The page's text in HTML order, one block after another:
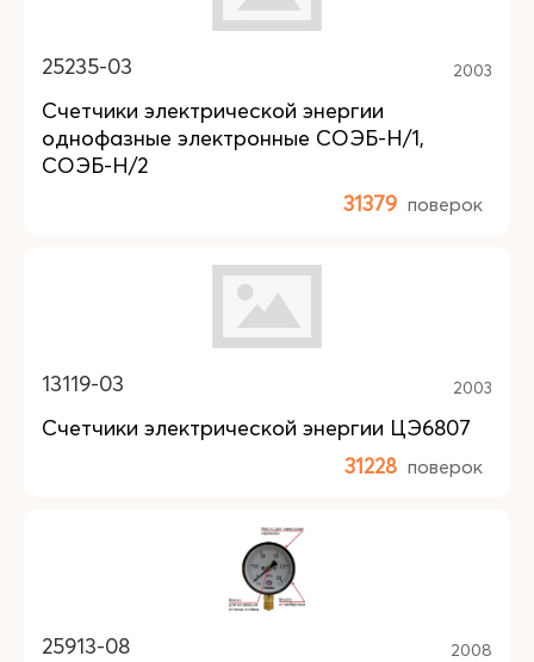
25235-03 2003
Счетчики электрической энергии
однофазные электронные СОЭБ-Н/1,
СОЭБ-Н/2
31379 поверок
13119-03 2003
Счетчики электрической энергии ЦЭ6807
31228 поверок
25913-08 2008